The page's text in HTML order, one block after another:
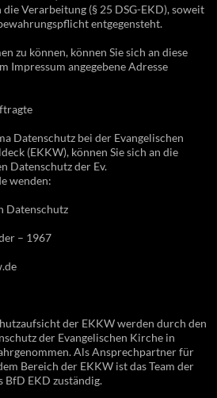
Verarbeitung (§ 25 DSG-EKD), soweit
entgegensteht.
zu können, können Sie sich an diese
Impressum angegebene Adresse
Datenschutz bei der Evangelischen
(EKKW), können Sie sich an die
Datenschutz der Ev.
wenden:
Datenschutz
– 1967
der EKKW werden durch den
der Evangelischen Kirche in
Als Ansprechpartner für
Bereich der EKKW ist das Team der
EKD zuständig.